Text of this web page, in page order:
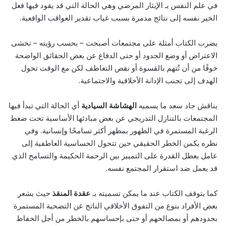
في علم النفس بـ الإيثار المرضي وهي الحالة التي قد يقود فيها فعل
الخير نفسه إلى نتائج مدمرة بسبب غياب تقدير العواقب الواقعية.
يضرب الكتاب أمثلة على مجتمعات أصبحت – بحسب رؤيته – تخشى
الاعتراض أو وضع الحدود أو حتى الدفاع عن بعض الحقائق الواضحة
خوفًا من أن تُتهم بالقسوة أو نقص التعاطف لكن مع الوقت تحول
الهدف إلى تجنب الإدانة الأخلاقية والاجتماعية.
يناقش جاد سعد ما يسميه الهشاشة السيادية أي الحالة التي تبدأ فيها
المجتمعات بالتنازل التدريجي عن بعض مبادئها الأساسية تحت ضغط
الرغبة المستمرة في الظهور بمظهر أكثر تسامحًا وإنسانية. وفي
نظره يكمن الخطر الحقيقي حين تتحول الحساسية العاطفية إلى
عامل يعطل القدرة على التمييز بين الرحمة الحكيمة والتسامح الذي
قد يعمل ضد استقرار المجتمع نفسه.
كما يتوقف الكتاب عند ما يمكن تسميته بـ عقدة المنقذ حيث يشعر
بعض الأفراد بنوع من التفوق الأخلاقي الناتج عن التضحية المستمرة
بحدودهم أو بمصالحهم أو حتى بإحساسهم بالخطر من أجل الحفاظ